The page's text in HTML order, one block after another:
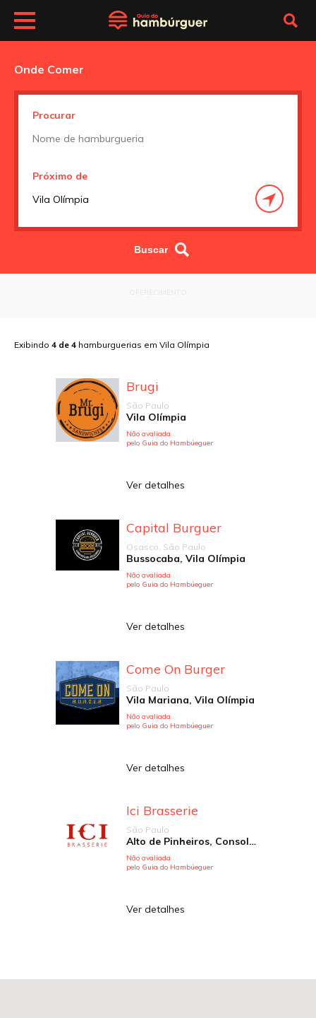
Onde Comer
Procurar
Próximo de
Exibindo 4 de 4 hamburguerias em Vila Olímpia
Brugi
São Paulo
Vila Olímpia
Não avaliada
pelo Guia do Hambúeguer
Ver detalhes
Capital Burguer
Osasco, São Paulo
Bussocaba, Vila Olímpia
Não avaliada
pelo Guia do Hambúeguer
Ver detalhes
Come On Burger
São Paulo
Vila Mariana, Vila Olímpia
Não avaliada
pelo Guia do Hambúeguer
Ver detalhes
Ici Brasserie
São Paulo
Alto de Pinheiros, Consolação, Vila Olímpia
Não avaliada
pelo Guia do Hambúeguer
Ver detalhes